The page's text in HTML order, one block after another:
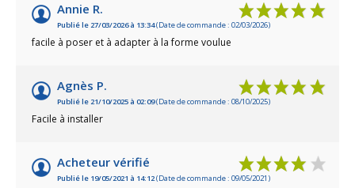
Annie R.
Publié le 27/03/2026 à 13:34(Date de commande : 02/03/2026)
facile à poser et à adapter à la forme voulue
Agnès P.
Publié le 21/10/2025 à 02:09(Date de commande : 08/10/2025)
Facile à installer
Acheteur vérifié
Publié le 19/05/2021 à 14:12(Date de commande : 09/05/2021)